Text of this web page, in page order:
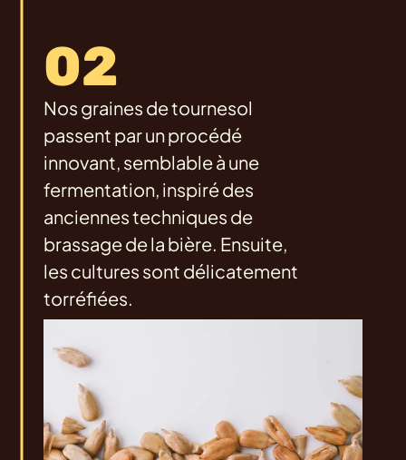
02
Nos graines de tournesol
passent par un procédé
innovant, semblable à une
fermentation, inspiré des
anciennes techniques de
brassage de la bière. Ensuite,
les cultures sont délicatement
torréfiées.